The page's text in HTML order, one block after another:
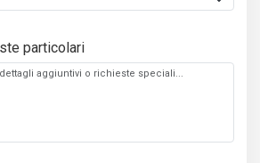
particolari